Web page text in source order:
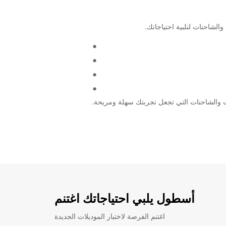
أسطول يلبي احتياجاتك اغتنم
اغتنم الفرصة لاختبار الموديلات الجديدة